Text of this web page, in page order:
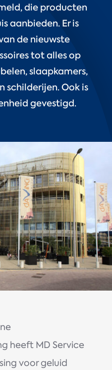
die producten
aanbieden. Er is
de nieuwste
tot alles op
slaapkamers,
schilderijen. Ook is
gevestigd.
heeft MD Service
voor geluid